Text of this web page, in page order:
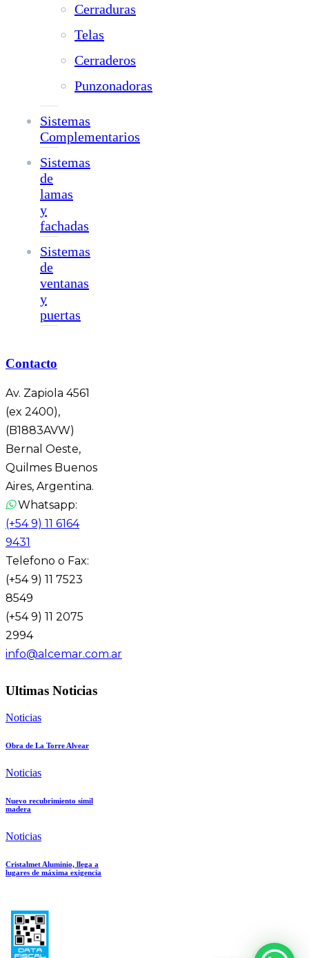
Cerraduras
Telas
Cerraderos
Punzonadoras
Sistemas
Complementarios
Sistemas
de
lamas
y
fachadas
Sistemas
de
ventanas
y
puertas
Contacto
Av. Zapiola 4561
(ex 2400),
(B1883AVW)
Bernal Oeste,
Quilmes Buenos
Aires, Argentina.
Whatsapp:
(+54 9) 11 6164
9431
Telefono o Fax:
(+54 9) 11 7523
8549
(+54 9) 11 2075
2994
info@alcemar.com.ar
Ultimas Noticias
Noticias
Obra de La Torre Alvear
Noticias
Nuevo recubrimiento simil
madera
Noticias
Cristalmet Aluminio, llega a
lugares de máxima exigencia